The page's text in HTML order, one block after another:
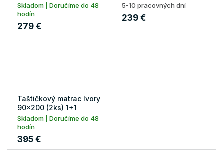
Skladom | Doručíme do 48
hodín
279 €
5-10 pracovných dní
239 €
Taštičkový matrac Ivory
90x200 (2ks) 1+1
Skladom | Doručíme do 48
hodín
395 €